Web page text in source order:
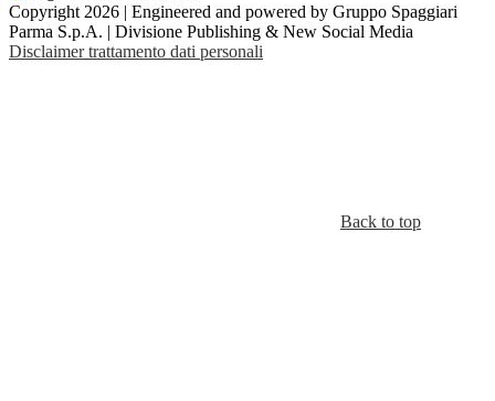
Copyright 2026 | Engineered and powered by Gruppo Spaggiari
Parma S.p.A. | Divisione Publishing & New Social Media
Disclaimer trattamento dati personali
Back to top